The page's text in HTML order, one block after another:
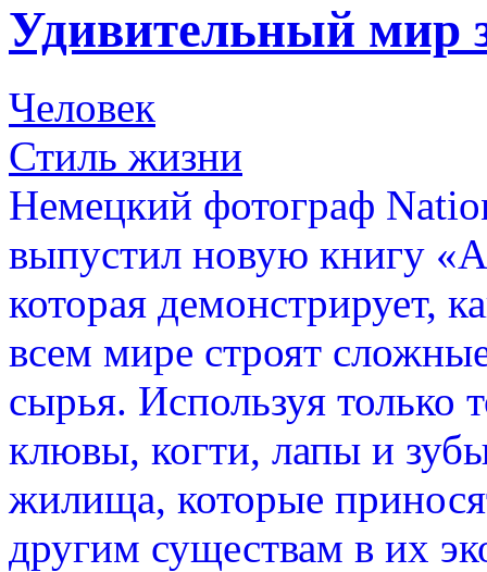
Удивительный мир
Человек
Стиль жизни
Немецкий фотограф
выпустил новую книгу
которая демонстрирует,
всем мире строят
сырья. Используя только
клювы, когти, лапы и
жилища, которые
другим существам в их